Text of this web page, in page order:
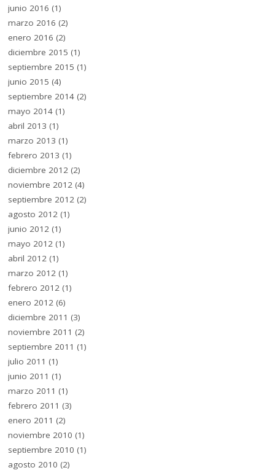
junio 2016 (1)
marzo 2016 (2)
enero 2016 (2)
diciembre 2015 (1)
septiembre 2015 (1)
junio 2015 (4)
septiembre 2014 (2)
mayo 2014 (1)
abril 2013 (1)
marzo 2013 (1)
febrero 2013 (1)
diciembre 2012 (2)
noviembre 2012 (4)
septiembre 2012 (2)
agosto 2012 (1)
junio 2012 (1)
mayo 2012 (1)
abril 2012 (1)
marzo 2012 (1)
febrero 2012 (1)
enero 2012 (6)
diciembre 2011 (3)
noviembre 2011 (2)
septiembre 2011 (1)
julio 2011 (1)
junio 2011 (1)
marzo 2011 (1)
febrero 2011 (3)
enero 2011 (2)
noviembre 2010 (1)
septiembre 2010 (1)
agosto 2010 (2)